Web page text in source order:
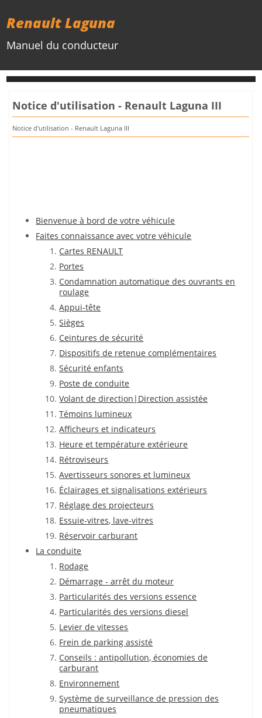
Renault Laguna
Manuel du conducteur
Notice d'utilisation - Renault Laguna III
Notice d'utilisation - Renault Laguna III
Bienvenue à bord de votre véhicule
Faites connaissance avec votre véhicule
Cartes RENAULT
Portes
Condamnation automatique des ouvrants en
roulage
Appui-tête
Sièges
Ceintures de sécurité
Dispositifs de retenue complémentaires
Sécurité enfants
Poste de conduite
Volant de direction|Direction assistée
Témoins lumineux
Afficheurs et indicateurs
Heure et température extérieure
Rétroviseurs
Avertisseurs sonores et lumineux
Éclairages et signalisations extérieurs
Réglage des projecteurs
Essuie-vitres, lave-vitres
Réservoir carburant
La conduite
Rodage
Démarrage - arrêt du moteur
Particularités des versions essence
Particularités des versions diesel
Levier de vitesses
Frein de parking assisté
Conseils : antipollution, économies de
carburant
Environnement
Système de surveillance de pression des
pneumatiques